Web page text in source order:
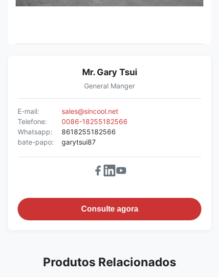
Mr. Gary Tsui
General Manger
E-mail:
sales@sincool.net
Telefone:
0086-18255182566
Whatsapp:
8618255182566
bate-papo:
garytsui87
Consulte agora
Produtos Relacionados